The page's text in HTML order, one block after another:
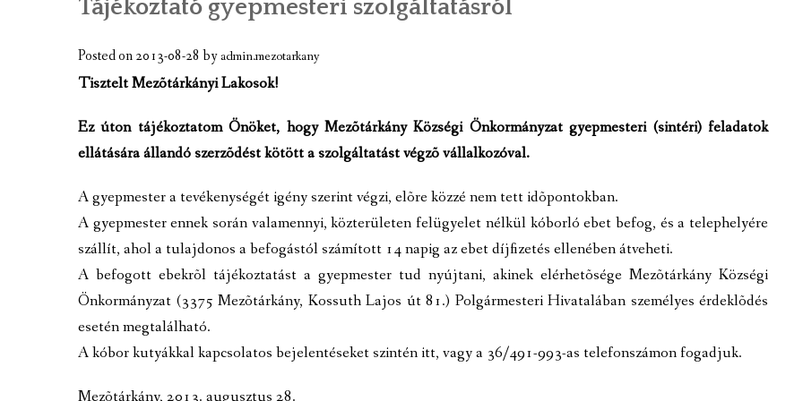
A TELEPÜLÉS BEMUTATÁSA
GAZDASÁGI ÉLET
A TELEPÜLÉS CÍMERE
KÉPGALÉRIA
MEZÕTÁRKÁNY TÉRKÉPE
TÉRKÉPCENTRUM
GOOGLE TÉRKÉP
KULTURÁLIS EMLÉKEK, NEVEZETESSÉGEK
KÖZZÉTÉTELI LISTÁK
KÉPGALÉRIA
Tájékoztató gyepmesteri szolgáltatásról
Posted on2013-08-28 byadmin.mezotarkany
Tisztelt Mezõtárkányi Lakosok!
Ez úton tájékoztatom Önöket, hogy Mezõtárkány Községi Önkormányzat gyepmesteri (sintéri) feladatok
ellátására állandó szerzõdést kötött a szolgáltatást végzõ vállalkozóval.
A gyepmester a tevékenységét igény szerint végzi, elõre közzé nem tett idõpontokban.
A gyepmester ennek során valamennyi, közterületen felügyelet nélkül kóborló ebet befog, és a telephelyére
szállít, ahol a tulajdonos a befogástól számított 14 napig az ebet díjfizetés ellenében átveheti.
A befogott ebekrõl tájékoztatást a gyepmester tud nyújtani, akinek elérhetõsége Mezõtárkány Községi
Önkormányzat (3375 Mezõtárkány, Kossuth Lajos út 81.) Polgármesteri Hivatalában személyes érdeklõdés
esetén megtalálható.
A kóbor kutyákkal kapcsolatos bejelentéseket szintén itt, vagy a 36/491-993-as telefonszámon fogadjuk.